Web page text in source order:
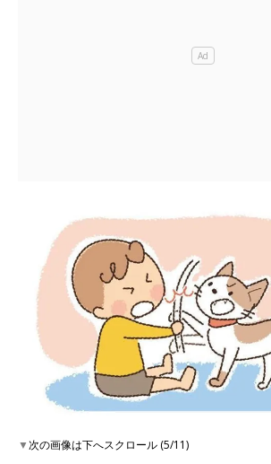
▼次の画像は下へスクロール (5/11)